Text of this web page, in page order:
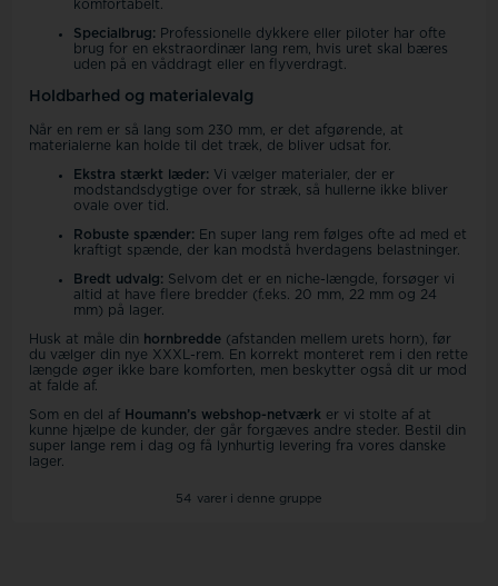
komfortabelt.
Specialbrug: Professionelle dykkere eller piloter har ofte
brug for en ekstraordinær lang rem, hvis uret skal bæres
uden på en våddragt eller en flyverdragt.
Holdbarhed og materialevalg
Når en rem er så lang som 230 mm, er det afgørende, at
materialerne kan holde til det træk, de bliver udsat for.
Ekstra stærkt læder: Vi vælger materialer, der er
modstandsdygtige over for stræk, så hullerne ikke bliver
ovale over tid.
Robuste spænder: En super lang rem følges ofte ad med et
kraftigt spænde, der kan modstå hverdagens belastninger.
Bredt udvalg: Selvom det er en niche-længde, forsøger vi
altid at have flere bredder (f.eks. 20 mm, 22 mm og 24
mm) på lager.
Husk at måle din hornbredde (afstanden mellem urets horn), før
du vælger din nye XXXL-rem. En korrekt monteret rem i den rette
længde øger ikke bare komforten, men beskytter også dit ur mod
at falde af.
Som en del af Houmann’s webshop-netværk er vi stolte af at
kunne hjælpe de kunder, der går forgæves andre steder. Bestil din
super lange rem i dag og få lynhurtig levering fra vores danske
lager.
54 varer i denne gruppe